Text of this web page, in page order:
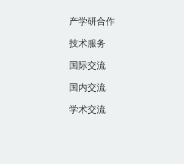
产学研合作
技术服务
国际交流
国内交流
学术交流